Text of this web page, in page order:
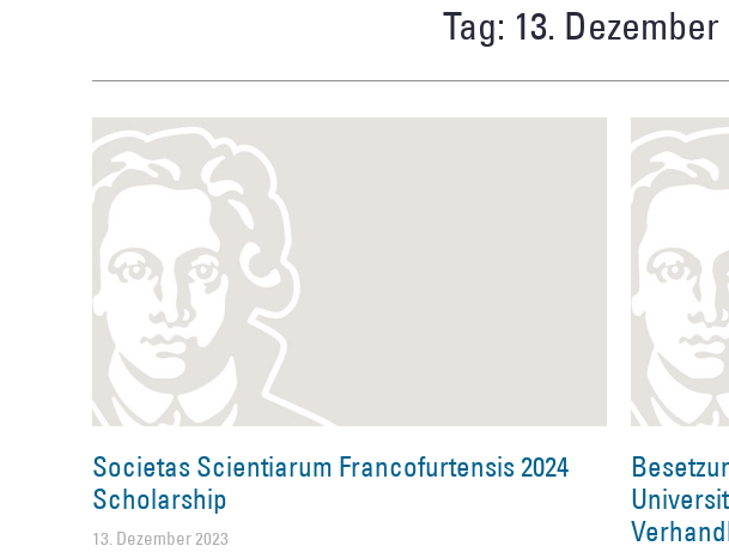
Tag: 13. Dezember
Societas Scientiarum Francofurtensis 2024
Scholarship
13. Dezember 2023